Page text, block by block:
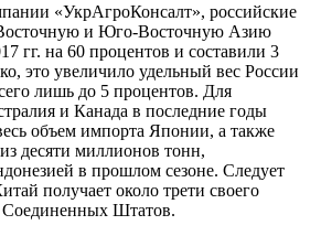
«УкрАгроКонсалт», российские
и Юго-Восточную Азию
гг. на 60 процентов и составили 3
это увеличило удельный вес России
лишь до 5 процентов. Для
и Канада в последние годы
объем импорта Японии, а также
десяти миллионов тонн,
в прошлом сезоне. Следует
получает около трети своего
Штатов.